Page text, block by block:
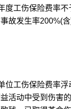
工伤保险费率不
发生率200%(含
工伤保险费率浮
活动中受到伤害